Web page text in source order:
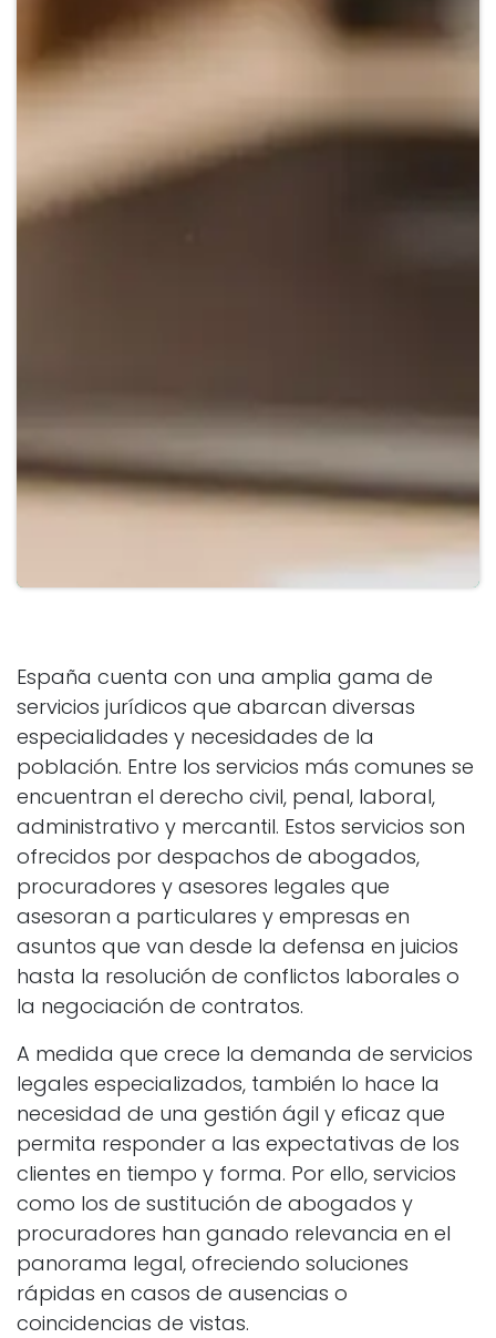
España cuenta con una amplia gama de
servicios jurídicos que abarcan diversas
especialidades y necesidades de la
población. Entre los servicios más comunes se
encuentran el derecho civil, penal, laboral,
administrativo y mercantil. Estos servicios son
ofrecidos por despachos de abogados,
procuradores y asesores legales que
asesoran a particulares y empresas en
asuntos que van desde la defensa en juicios
hasta la resolución de conflictos laborales o
la negociación de contratos.
A medida que crece la demanda de servicios
legales especializados, también lo hace la
necesidad de una gestión ágil y eficaz que
permita responder a las expectativas de los
clientes en tiempo y forma. Por ello, servicios
como los de sustitución de abogados y
procuradores han ganado relevancia en el
panorama legal, ofreciendo soluciones
rápidas en casos de ausencias o
coincidencias de vistas.